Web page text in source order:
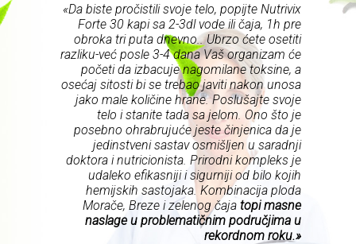
«Da biste pročistili svoje telo, popijte Nutrivix
Forte 30 kapi sa 2-3dl vode ili čaja, 1h pre
obroka tri puta dnevno.. Ubrzo ćete osetiti
razliku-već posle 3-4 dana Vaš organizam će
početi da izbacuje nagomilane toksine, a
osećaj sitosti bi se trebao javiti nakon unosa
jako male količine hrane. Poslušajte svoje
telo i stanite tada sa jelom. Ono što je
posebno ohrabrujuće jeste činjenica da je
jedinstveni sastav osmišljen u saradnji
doktora i nutricionista. Prirodni kompleks je
udaleko efikasniji i sigurniji od bilo kojih
hemijskih sastojaka. Kombinacija ploda
Morače, Breze i zelenog čaja topi masne
naslage u problematičnim područjima u
rekordnom roku.»